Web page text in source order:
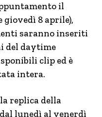
il
8 aprile),
saranno inseriti
del daytime
clip ed è
intera.
la replica della
lunedì al venerdì